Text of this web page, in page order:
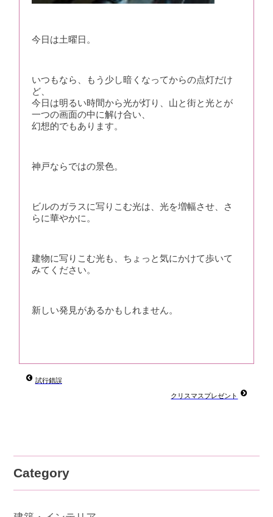
今日は土曜日。
いつもなら、もう少し暗くなってからの点灯だけ
ど、
今日は明るい時間から光が灯り、山と街と光とが
一つの画面の中に解け合い、
幻想的でもあります。
神戸ならではの景色。
ビルのガラスに写りこむ光は、光を増幅させ、さ
らに華やかに。
建物に写りこむ光も、ちょっと気にかけて歩いて
みてください。
新しい発見があるかもしれません。
試行錯誤
クリスマスプレゼント
Category